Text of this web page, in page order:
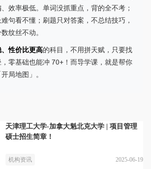
效率极低。单词没抓重点，背的全不考；
句看不懂；刷题只对答案，不总结技巧，
纹丝不动。
、性价比更高的科目，不用拼天赋，只要找
零基础也能冲 70+！而导学课，就是帮你
局地图」。
天津理工大学-加拿大魁北克大学 | 项目管理
硕士招生简章！
机构资讯 2025-06-19